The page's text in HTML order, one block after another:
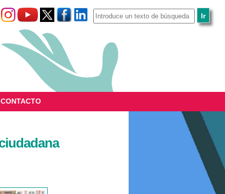
CONTACTO